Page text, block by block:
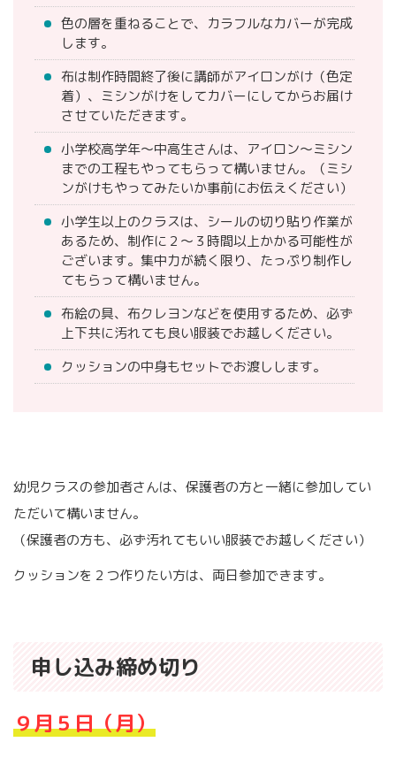
色の層を重ねることで、カラフルなカバーが完成
します。
布は制作時間終了後に講師がアイロンがけ（色定
着）、ミシンがけをしてカバーにしてからお届け
させていただきます。
小学校高学年〜中高生さんは、アイロン〜ミシン
までの工程もやってもらって構いません。（ミシ
ンがけもやってみたいか事前にお伝えください）
小学生以上のクラスは、シールの切り貼り作業が
あるため、制作に２〜３時間以上かかる可能性が
ございます。集中力が続く限り、たっぷり制作し
てもらって構いません。
布絵の具、布クレヨンなどを使用するため、必ず
上下共に汚れても良い服装でお越しください。
クッションの中身もセットでお渡しします。
幼児クラスの参加者さんは、保護者の方と一緒に参加してい
ただいて構いません。
（保護者の方も、必ず汚れてもいい服装でお越しください）
クッションを２つ作りたい方は、両日参加できます。
申し込み締め切り
９月５日（月）